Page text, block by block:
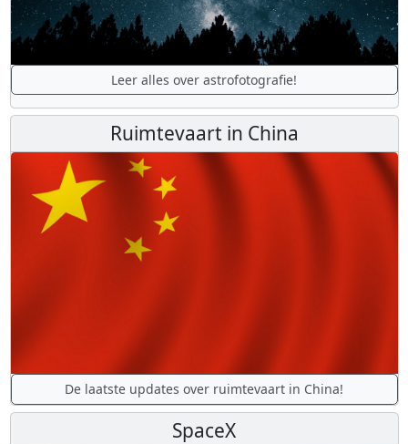
Leer alles over astrofotografie!
Ruimtevaart in China
De laatste updates over ruimtevaart in China!
SpaceX